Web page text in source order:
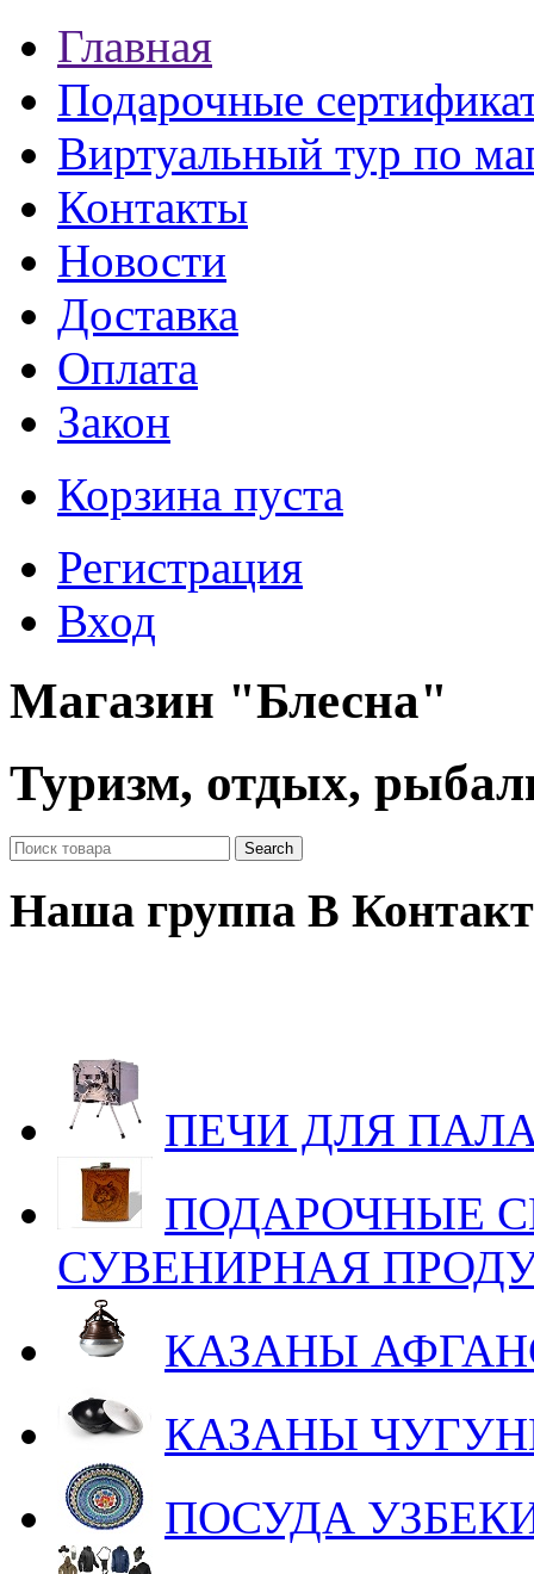
Главная
Подарочные
Виртуальный тур по
Контакты
Новости
Доставка
Оплата
Закон
Корзина пуста
Регистрация
Вход
Магазин "Блесна"
Туризм, отдых,
Наша группа В
ПЕЧИ ДЛЯ
ПОДАРОЧНЫЕ
СУВЕНИРНАЯ
КАЗАНЫ
КАЗАНЫ
ПОСУДА